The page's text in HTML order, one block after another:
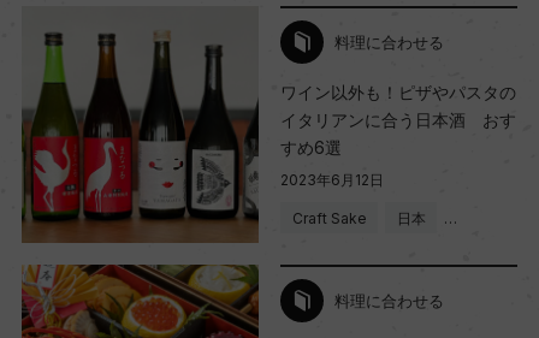
料理に合わせる
ワイン以外も！ピザやパスタの
イタリアンに合う日本酒 おす
すめ6選
2023年6月12日
Craft Sake 日本 …
料理に合わせる